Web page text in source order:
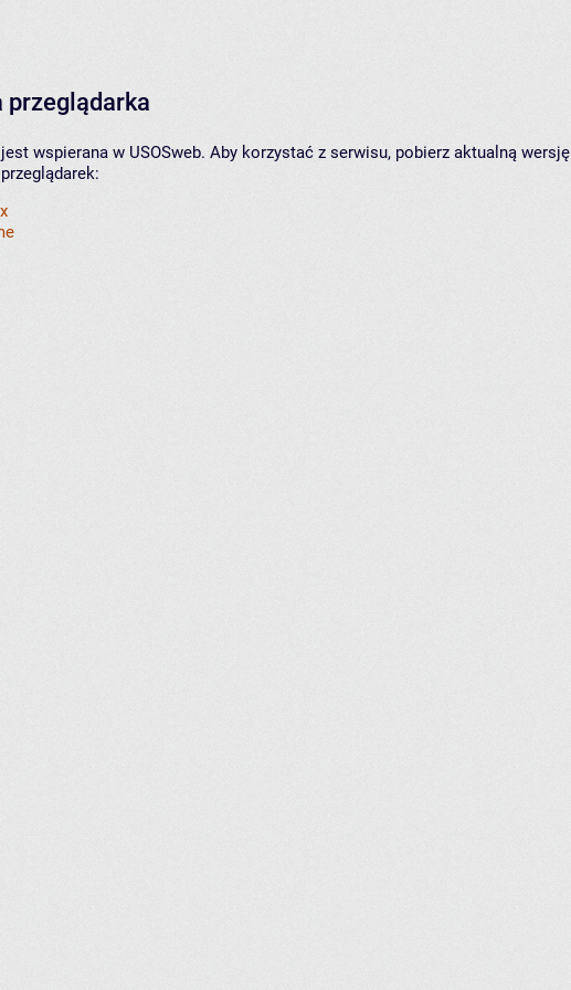
przeglądarka
wspierana w USOSweb. Aby korzystać z serwisu, pobierz aktualną wersję